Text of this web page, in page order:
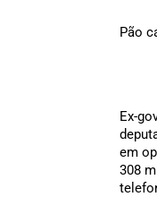
Pão
Ex-
em
308